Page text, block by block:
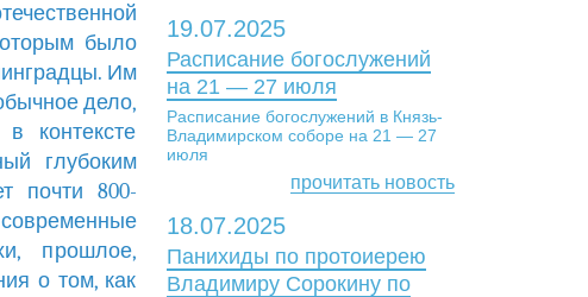
было
Им
дело,
контексте
глубоким
почти 800-
прошлое,
о том, как
19.07.2025
Расписание богослужений
на 21 — 27 июля
Расписание богослужений в Князь-
Владимирском соборе на 21 — 27
июля
прочитать новость
18.07.2025
Панихиды по протоиерею
Владимиру Сорокину по